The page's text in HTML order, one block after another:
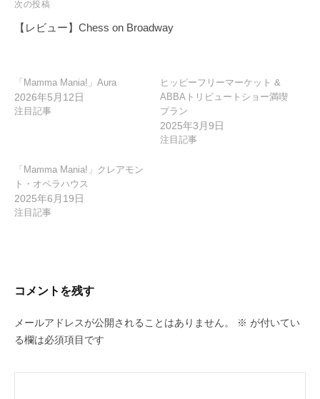
ゲ
ー
ン
次の投稿
【レビュー】Chess on Broadway
「Mamma Mania!」Aura
2026年5月12日
注目記事
ヒッピーフリーマーケット &
ABBAトリビュートショー満喫
プラン
2025年3月9日
注目記事
「Mamma Mania!」クレアモン
ト・オペラハウス
2025年6月19日
注目記事
コメントを残す
メールアドレスが公開されることはありません。 ※ が付いてい
る欄は必須項目です